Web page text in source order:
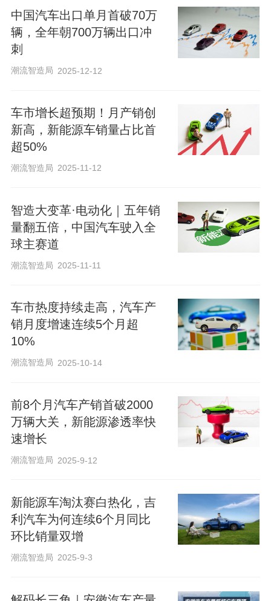
中国汽车出口单月首破70万
辆，全年朝700万辆出口冲
刺
潮流智造局 2025-12-12
车市增长超预期！月产销创
新高，新能源车销量占比首
超50%
潮流智造局 2025-11-12
智造大变革·电动化｜五年销
量翻五倍，中国汽车驶入全
球主赛道
潮流智造局 2025-11-11
车市热度持续走高，汽车产
销月度增速连续5个月超
10%
潮流智造局 2025-10-14
前8个月汽车产销首破2000
万辆大关，新能源渗透率快
速增长
潮流智造局 2025-9-12
新能源车淘汰赛白热化，吉
利汽车为何连续6个月同比
环比销量双增
潮流智造局 2025-9-3